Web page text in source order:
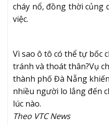
cháy nổ, đồng thời củng
việc.
Vì sao ô tô có thể tự bốc
tránh và thoát thân?Vụ
thành phố Đà Nẵng
nhiều người lo lắng đến
lúc nào.
Theo VTC News